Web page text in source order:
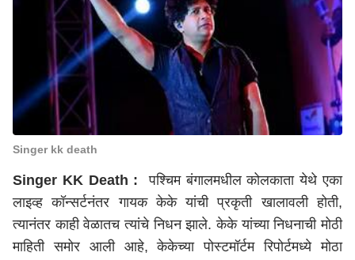
Singer kk death
Singer KK Death :
पश्चिम बंगालमधील कोलकाता येथे एका
लाइव्ह कॉन्सर्टनंतर गायक केके यांची प्रकृती खालावली होती,
त्यानंतर काही वेळातच त्यांचे निधन झाले. केके यांच्या निधनाची मोठी
माहिती समोर आली आहे, केकेच्या पोस्टमॉर्टम रिपोर्टमध्ये मोठा